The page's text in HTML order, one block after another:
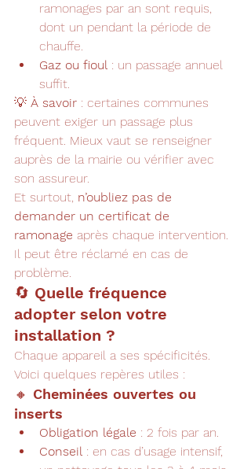
ramonages par an sont requis,
dont un pendant la période de
chauffe.
Gaz ou fioul : un passage annuel
suffit.
💡 À savoir : certaines communes
peuvent exiger un passage plus
fréquent. Mieux vaut se renseigner
auprès de la mairie ou vérifier avec
son assureur.
Et surtout, n’oubliez pas de
demander un certificat de
ramonage après chaque intervention.
Il peut être réclamé en cas de
problème.
🔄 Quelle fréquence
adopter selon votre
installation ?
Chaque appareil a ses spécificités.
Voici quelques repères utiles :
🔸 Cheminées ouvertes ou
inserts
Obligation légale : 2 fois par an.
Conseil : en cas d’usage intensif,